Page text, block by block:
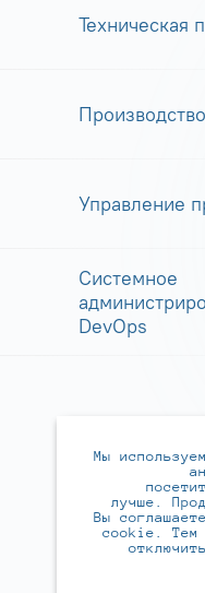
Техническая
Производство
Управление
Системное
DevOps
Мы
лучше.
Вы
cookie. Тем